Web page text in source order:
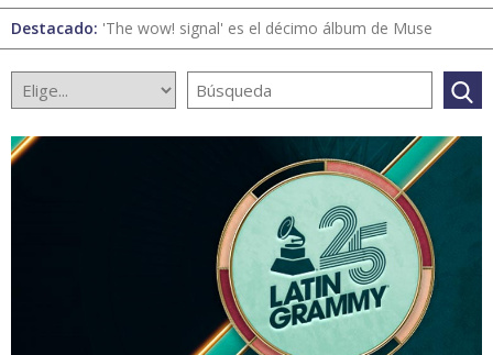
Destacado: 'The wow! signal' es el décimo álbum de Muse